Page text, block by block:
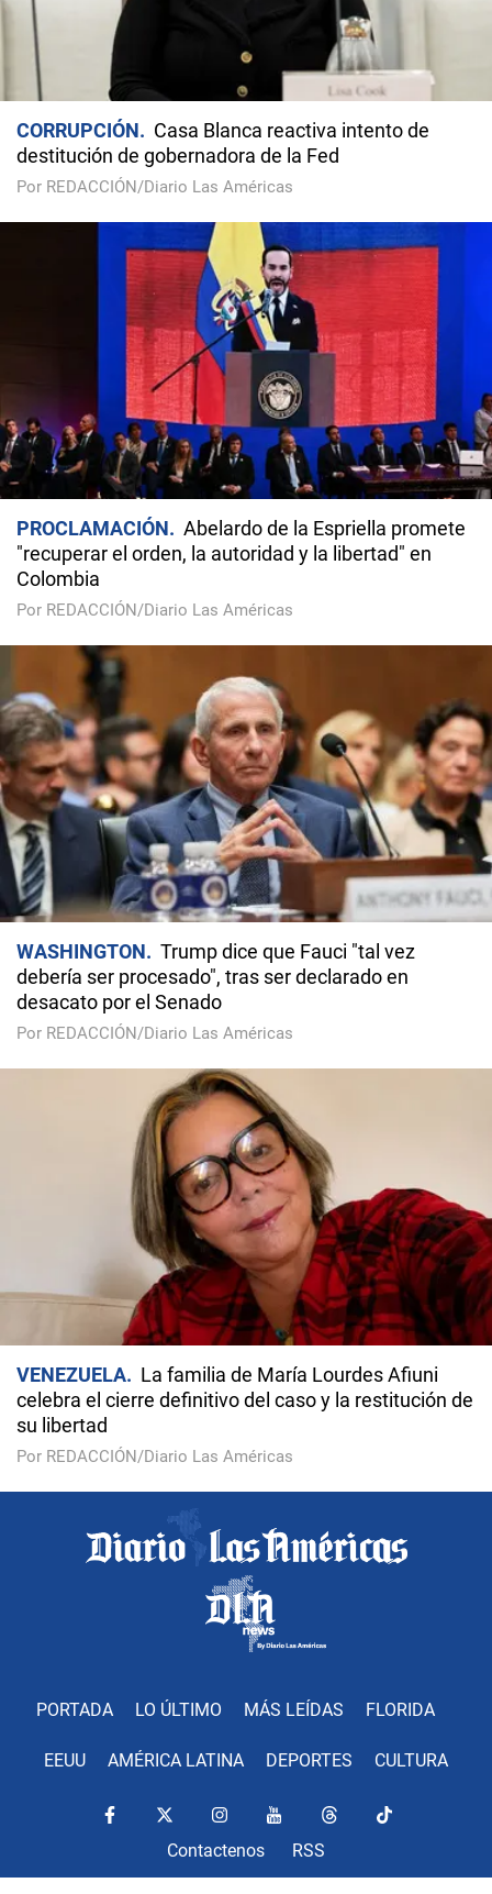
CORRUPCIÓN
Casa Blanca reactiva intento de
destitución de gobernadora de la Fed
Por REDACCIÓN/Diario Las Américas
PROCLAMACIÓN
Abelardo de la Espriella promete
"recuperar el orden, la autoridad y la libertad" en
Colombia
Por REDACCIÓN/Diario Las Américas
WASHINGTON
Trump dice que Fauci "tal vez
debería ser procesado", tras ser declarado en
desacato por el Senado
Por REDACCIÓN/Diario Las Américas
VENEZUELA
La familia de María Lourdes Afiuni
celebra el cierre definitivo del caso y la restitución de
su libertad
Por REDACCIÓN/Diario Las Américas
PORTADA LO ÚLTIMO MÁS LEÍDAS FLORIDA
EEUU AMÉRICA LATINA DEPORTES CULTURA
Contactenos RSS